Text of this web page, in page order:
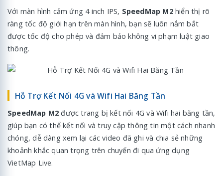
Với màn hình cảm ứng 4 inch IPS, SpeedMap M2hiển thị rõ
ràng tốc độ giới hạn trên màn hình, bạn sẽ luôn nắm bắt
được tốc độ cho phép và đảm bảo không vi phạm luật giao
thông.
Hỗ Trợ Kết Nối 4G và Wifi Hai Băng Tần
SpeedMap M2 được trang bị kết nối 4G và Wifi hai băng tần,
giúp bạn có thể kết nối và truy cập thông tin một cách nhanh
chóng, dễ dàng xem lại các video đã ghi và chia sẻ những
khoảnh khắc quan trọng trên chuyến đi qua ứng dụng
VietMap Live.